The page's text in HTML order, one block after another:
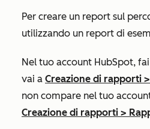
Per creare un report sul
utilizzando un report di
Nel tuo account HubSpot,
vai a Creazione di rapporti >
non compare nel tuo
Creazione di rapporti >